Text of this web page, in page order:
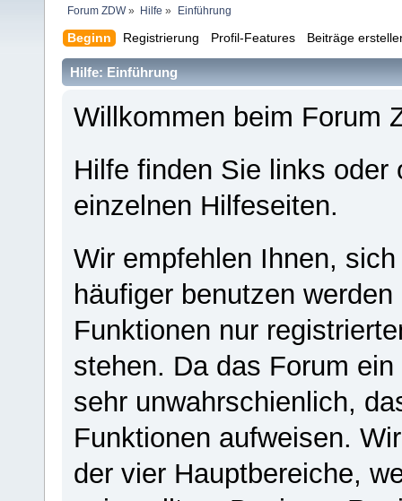
Forum ZDW» Hilfe » Einführung
Beginn Registrierung Profil-Features Beiträge
Hilfe: Einführung
Willkommen beim Forum
Hilfe finden Sie links
einzelnen Hilfeseiten.
Wir empfehlen Ihnen,
häufiger benutzen
Funktionen nur
stehen. Da das Forum
sehr unwahrschienlich,
Funktionen aufweisen.
der vier Hauptbereiche,